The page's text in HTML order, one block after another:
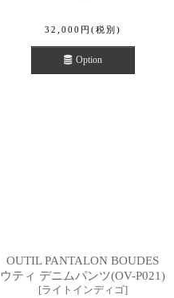
32,000 円 (税別)
Option
OUTIL PANTALON BOUDES
ウティ デニムパンツ(OV-P021)
[ライトインディゴ]